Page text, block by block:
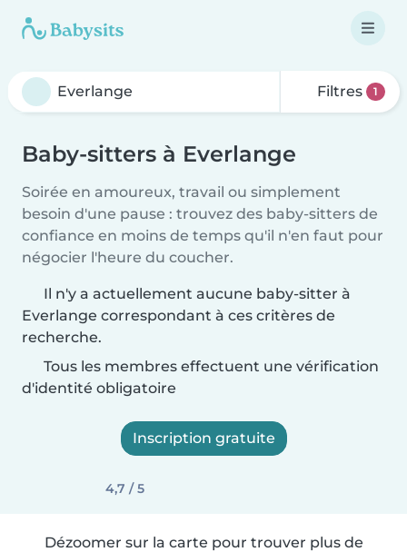
Filtres 1
Baby-sitters à Everlange
Soirée en amoureux, travail ou simplement
besoin d'une pause : trouvez des baby-sitters de
confiance en moins de temps qu'il n'en faut pour
négocier l'heure du coucher.
Il n'y a actuellement aucune baby-sitter à
Everlange correspondant à ces critères de
recherche.
Tous les membres effectuent une vérification
d'identité obligatoire
Inscription gratuite
4,7 / 5
Dézoomer sur la carte pour trouver plus de